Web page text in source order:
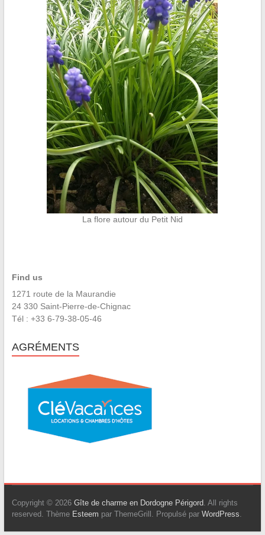
La flore autour du Petit Nid
Find us
1271 route de la Maurandie
24 330 Saint-Pierre-de-Chignac
Tél : +33 6-79-38-05-46
AGRÉMENTS
Copyright © 2026 Gîte de charme en Dordogne Périgord. All rights
reserved. Thème Esteem par ThemeGrill. Propulsé par WordPress.